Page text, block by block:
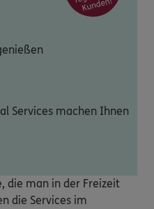
Services machen Ihnen
die man in der Freizeit
die Services im